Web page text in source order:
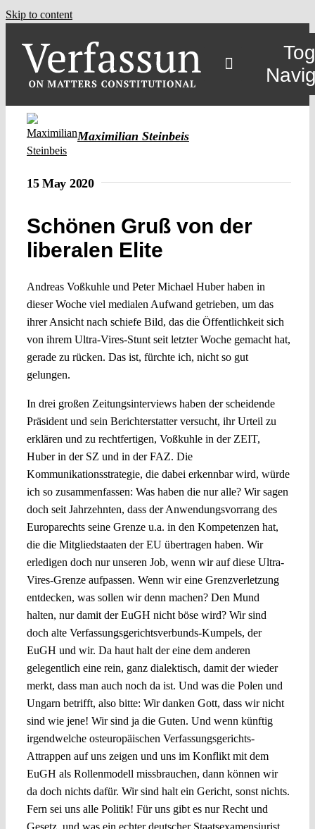
Skip to content
Maximilian Steinbeis
15 May 2020
Schönen Gruß von der
liberalen Elite
Andreas Voßkuhle und Peter Michael Huber haben in
dieser Woche viel medialen Aufwand getrieben, um das
ihrer Ansicht nach schiefe Bild, das die Öffentlichkeit sich
von ihrem Ultra-Vires-Stunt seit letzter Woche gemacht hat,
gerade zu rücken. Das ist, fürchte ich, nicht so gut
gelungen.
In drei großen Zeitungsinterviews haben der scheidende
Präsident und sein Berichterstatter versucht, ihr Urteil zu
erklären und zu rechtfertigen, Voßkuhle in der ZEIT,
Huber in der SZ und in der FAZ. Die
Kommunikationsstrategie, die dabei erkennbar wird, würde
ich so zusammenfassen: Was haben die nur alle? Wir sagen
doch seit Jahrzehnten, dass der Anwendungsvorrang des
Europarechts seine Grenze u.a. in den Kompetenzen hat,
die die Mitgliedstaaten der EU übertragen haben. Wir
erledigen doch nur unseren Job, wenn wir auf diese Ultra-
Vires-Grenze aufpassen. Wenn wir eine Grenzverletzung
entdecken, was sollen wir denn machen? Den Mund
halten, nur damit der EuGH nicht böse wird? Wir sind
doch alte Verfassungsgerichtsverbunds-Kumpels, der
EuGH und wir. Da haut halt der eine dem anderen
gelegentlich eine rein, ganz dialektisch, damit der wieder
merkt, dass man auch noch da ist. Und was die Polen und
Ungarn betrifft, also bitte: Wir danken Gott, dass wir nicht
sind wie jene! Wir sind ja die Guten. Und wenn künftig
irgendwelche osteuropäischen Verfassungsgerichts-
Attrappen auf uns zeigen und uns im Konflikt mit dem
EuGH als Rollenmodell missbrauchen, dann können wir
da doch nichts dafür. Wir sind halt ein Gericht, sonst nichts.
Fern sei uns alle Politik! Für uns gibt es nur Recht und
Gesetz, und was ein echter deutscher Staatsexamensjurist